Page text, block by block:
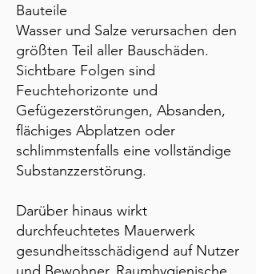
Bauteile
Wasser und Salze verursachen den
größten Teil aller Bauschäden.
Sichtbare Folgen sind
Feuchtehorizonte und
Gefügezerstörungen, Absanden,
flächiges Abplatzen oder
schlimmstenfalls eine vollständige
Substanzzerstörung.
Darüber hinaus wirkt
durchfeuchtetes Mauerwerk
gesundheitsschädigend auf Nutzer